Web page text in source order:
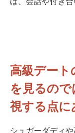
高級デー
を見るの
視する点に
シュガーダディ